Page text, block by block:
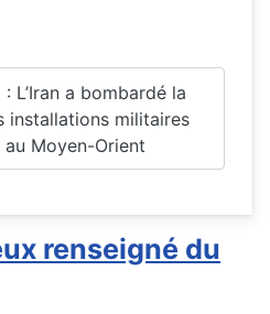
L’Iran a bombardé la
installations militaires
au Moyen-Orient
renseigné du